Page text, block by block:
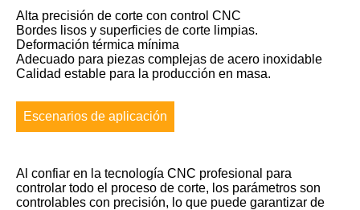
Alta precisión de corte con control CNC
Bordes lisos y superficies de corte limpias.
Deformación térmica mínima
Adecuado para piezas complejas de acero inoxidable
Calidad estable para la producción en masa.
Escenarios de aplicación
Al confiar en la tecnología CNC profesional para
controlar todo el proceso de corte, los parámetros son
controlables con precisión, lo que puede garantizar de